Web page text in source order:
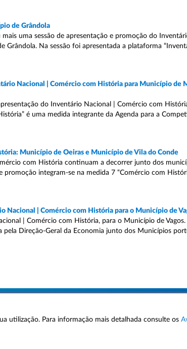
de Grândola
uma sessão de apresentação e promoção do
Na sessão foi apresentada a plataforma
Nacional | Comércio com História para Município de
do Inventário Nacional | Comércio com
é uma medida integrante da Agenda para a
Município de Oeiras e Município de Vila do Conde
com História continuam a decorrer junto dos
integram-se na medida 7 “Comércio com
Nacional | Comércio com História para o Município de
| Comércio com História, para o Município de
Direção-Geral da Economia junto dos Municípios
utilização. Para informação mais detalhada consulte os